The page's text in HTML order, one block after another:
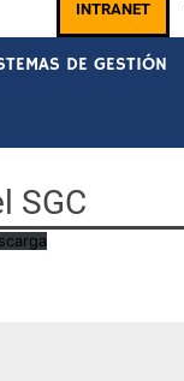
INTRANET
DE GESTIÓN
SGC